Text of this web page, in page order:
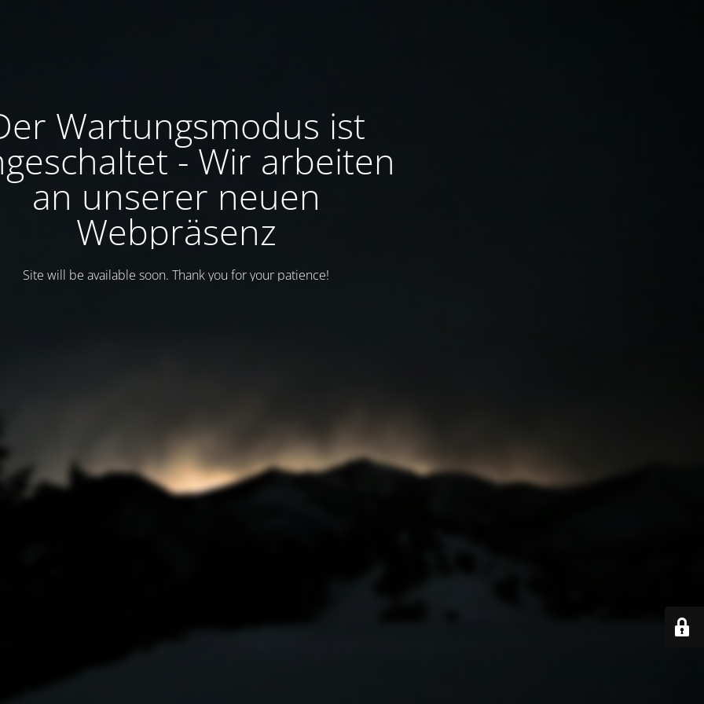
Wartungsmodus ist
- Wir arbeiten
an unserer neuen
Webpräsenz
Site will be available soon. Thank you for your patience!